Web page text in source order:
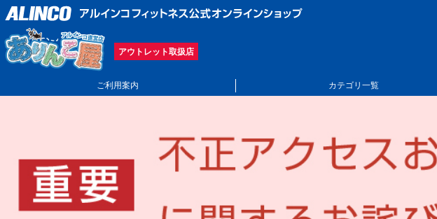
アウトレット取扱店
ご利用案内 カテゴリ一覧